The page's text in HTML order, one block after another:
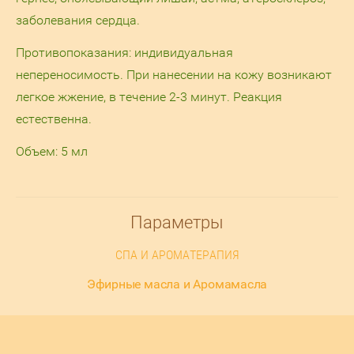
заболевания сердца.
Противопоказания: индивидуальная
непереносимость. При нанесении на кожу возникают
легкое жжение, в течение 2-3 минут. Реакция
естественна.
Объем: 5 мл
Параметры
СПА И АРОМАТЕРАПИЯ
Эфирные масла и Аромамасла